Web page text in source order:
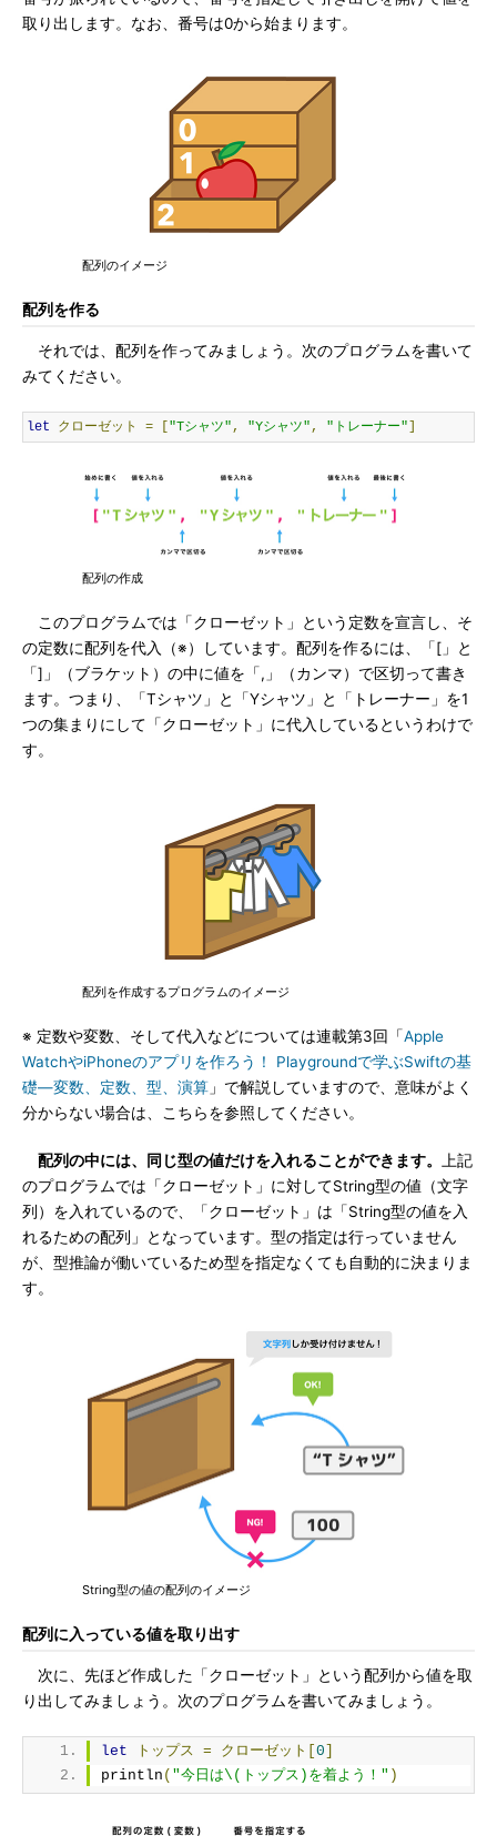
取り出します。なお、番号は0から始まります。
配列のイメージ
配列を作る
それでは、配列を作ってみましょう。次のプログラムを書いて
みてください。
let クローゼット = "Tシャツ", "Yシャツ", "トレーナー"
配列の作成
このプログラムでは「クローゼット」という定数を宣言し、そ
の定数に配列を代入（※）しています。配列を作るには、「[」と
「]」（ブラケット）の中に値を「,」（カンマ）で区切って書き
ます。つまり、「Tシャツ」と「Yシャツ」と「トレーナー」を1
つの集まりにして「クローゼット」に代入しているというわけで
す。
配列を作成するプログラムのイメージ
※ 定数や変数、そして代入などについては連載第3回「Apple
WatchやiPhoneのアプリを作ろう！ Playgroundで学ぶSwiftの基
礎―変数、定数、型、演算 」で解説していますので、意味がよく
分からない場合は、こちらを参照してください。
配列の中には、同じ型の値だけを入れることができます。
上記
のプログラムでは「クローゼット」に対してString型の値（文字
列）を入れているので、「クローゼット」は「String型の値を入
れるための配列」となっています。型の指定は行っていません
が、型推論が働いているため型を指定なくても自動的に決まりま
す。
String型の値の配列のイメージ
配列に入っている値を取り出す
次に、先ほど作成した「クローゼット」という配列から値を取
り出してみましょう。次のプログラムを書いてみましょう。
let トップス = クローゼット[ 0
println ( "今日は\(トップス)を着よう！" )